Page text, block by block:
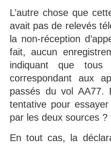
L’autre chose que
avait pas de relevés
la non-réception
fait, aucun
indiquant que
correspondant aux
passés du vol
tentative pour
par les deux sources ?
En tout cas, la